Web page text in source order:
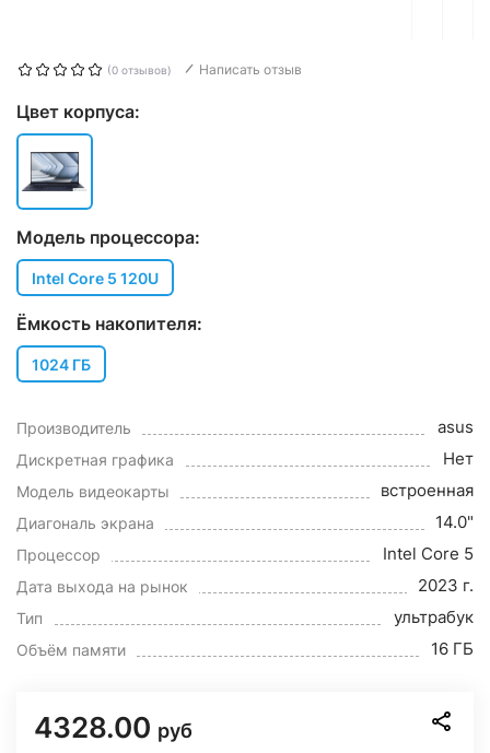
(0 отзывов) Написать отзыв
Цвет корпуса:
Модель процессора:
Intel Core 5 120U
Ёмкость накопителя:
1024 ГБ
Производитель asus
Дискретная графика Нет
Модель видеокарты встроенная
Диагональ экрана 14.0"
Процессор Intel Core 5
Дата выхода на рынок 2023 г.
Тип ультрабук
Объём памяти 16 ГБ
4328.00 руб